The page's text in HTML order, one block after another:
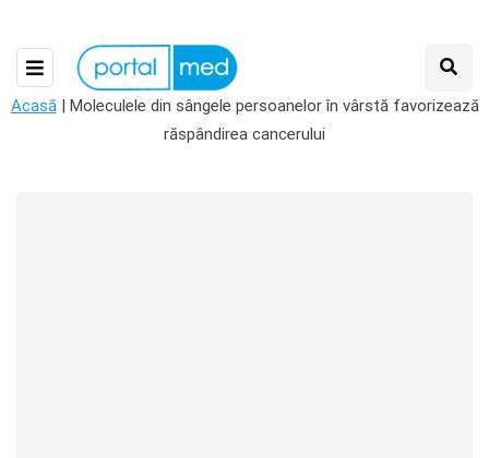
Acasă| Moleculele din sângele persoanelor în vârstă favorizează
răspândirea cancerului